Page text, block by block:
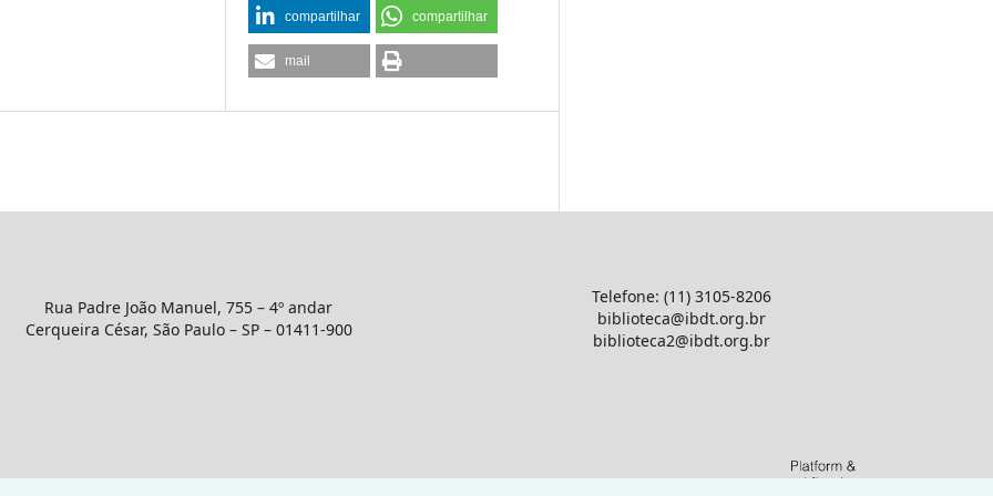
compartilhar compartilhar
mail
Rua Padre João Manuel, 755 – 4º andar
Cerqueira César, São Paulo – SP – 01411-900
Telefone: (11) 3105-8206
biblioteca@ibdt.org.br
biblioteca2@ibdt.org.br